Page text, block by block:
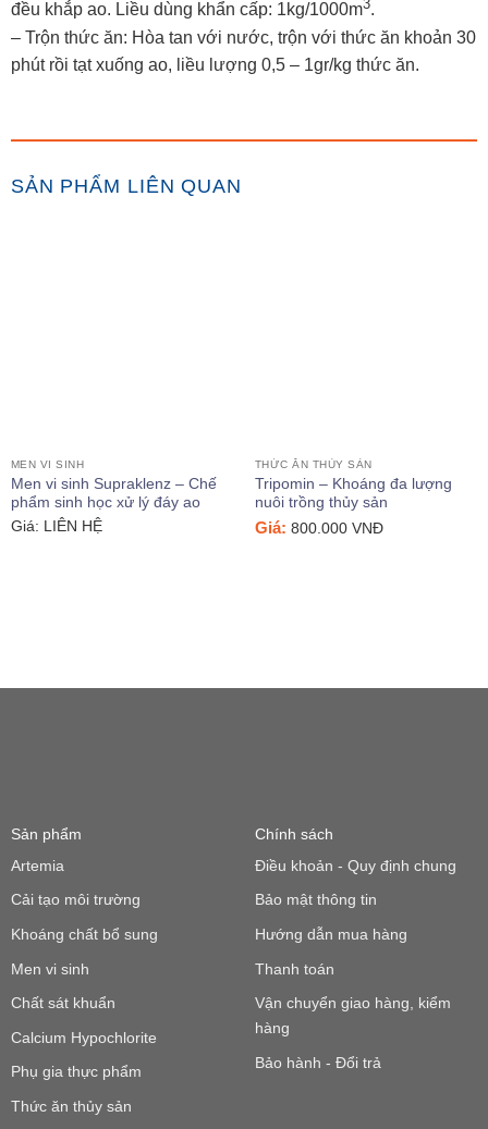
đều khắp ao. Liều dùng khẩn cấp: 1kg/1000m3.
– Trộn thức ăn: Hòa tan với nước, trộn với thức ăn khoản 30
phút rồi tạt xuống ao, liều lượng 0,5 – 1gr/kg thức ăn.
SẢN PHẨM LIÊN QUAN
MEN VI SINH
Men vi sinh Supraklenz – Chế
phẩm sinh học xử lý đáy ao
Giá: LIÊN HỆ
THỨC ĂN THỦY SẢN
Tripomin – Khoáng đa lượng
nuôi trồng thủy sản
Giá: 800.000 VNĐ
Sản phẩm
Artemia
Cải tạo môi trường
Khoáng chất bổ sung
Men vi sinh
Chất sát khuẩn
Calcium Hypochlorite
Phụ gia thực phẩm
Thức ăn thủy sản
Chính sách
Điều khoản - Quy định chung
Bảo mật thông tin
Hướng dẫn mua hàng
Thanh toán
Vận chuyển giao hàng, kiểm
hàng
Bảo hành - Đổi trả